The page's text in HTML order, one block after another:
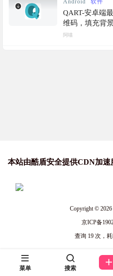
Android 软件
QART-安卓端
维码，填充背
阿喵
本站由酷盾安全提供CDN加速
Copyright © 2026
京ICP备
查询 19 次，
菜单 搜索